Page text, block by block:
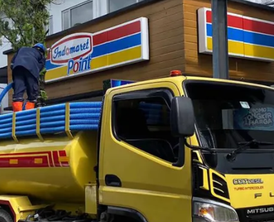
rumah atau bangunan. Saluran air dirumah
air yaitu air bekas mandi atau bekas cuci.
sehat, dan tapi. Akan tetapi, jika tidak dirawat maka
saja tips dancara merawat saluran pembuanganyang